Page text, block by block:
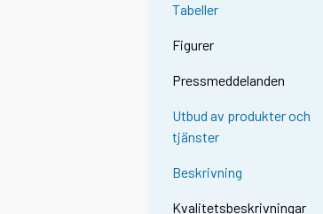
Tabeller
Figurer
Pressmeddelanden
Utbud av produkter och
tjänster
Beskrivning
Kvalitetsbeskrivningar